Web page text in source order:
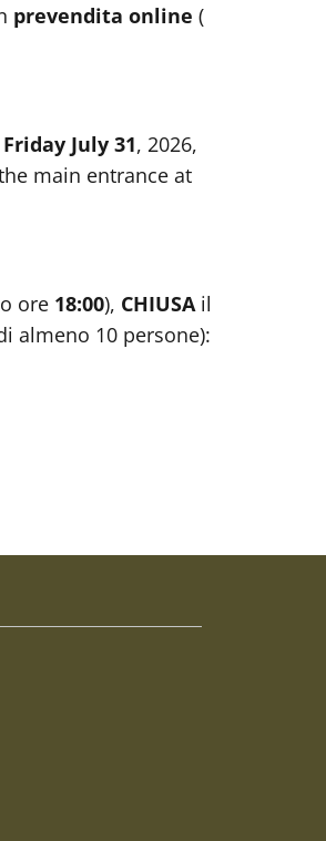
prevendita online (
Friday July 31, 2026,
main entrance at
ore 18:00), CHIUSAil
almeno 10 persone):